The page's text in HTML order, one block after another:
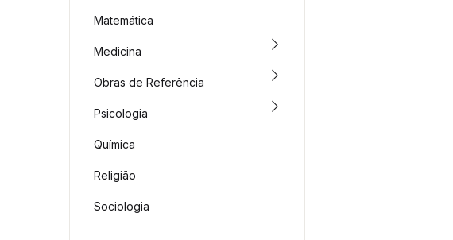
Matemática
Medicina
Obras de Referência
Psicologia
Química
Religião
Sociologia